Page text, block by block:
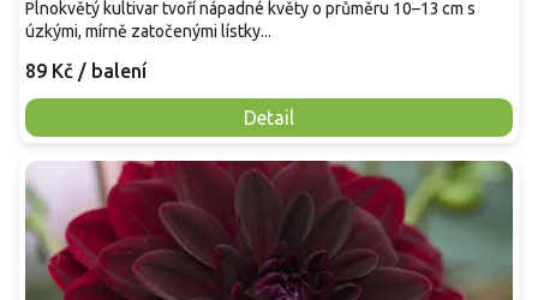
89 Kč / balení
Detail
Plnokvětý kultivar tvoří nápadné květy o průměru 10–13 cm s
úzkými, mírně zatočenými lístky...